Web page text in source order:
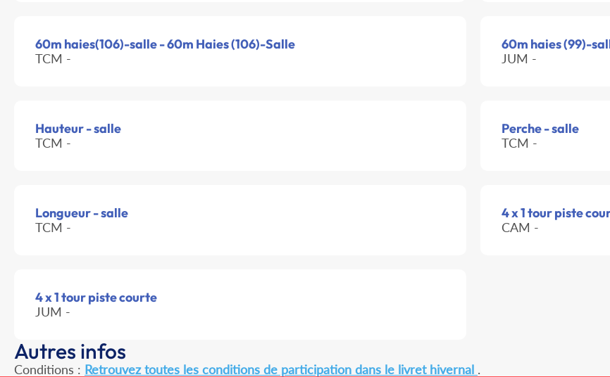
60m haies(106)-salle - 60m Haies (106)-Salle
TCM -
60m haies (99)-
JUM -
Hauteur - salle
TCM -
Perche - salle
TCM -
Longueur - salle
TCM -
4 x 1 tour piste
CAM -
4 x 1 tour piste courte
JUM -
Autres infos
Conditions : Retrouvez toutes les conditions de participation dans le livret hivernal .